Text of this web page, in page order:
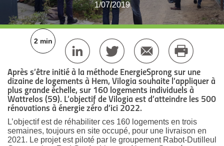
1/07/2019
2 min
Après s’être initié à la méthode EnergieSprong sur une
dizaine de logements à Hem, Vilogia souhaite l’appliquer à
plus grande échelle, sur 160 logements individuels à
Wattrelos (59). L’objectif de Vilogia est d’atteindre les 500
rénovations à énergie zéro d’ici 2022.
L’objectif est de réhabiliter ces 160 logements en trois
semaines, toujours en site occupé, pour une livraison en
2021. Le projet est piloté par le groupement Rabot-Dutilleul